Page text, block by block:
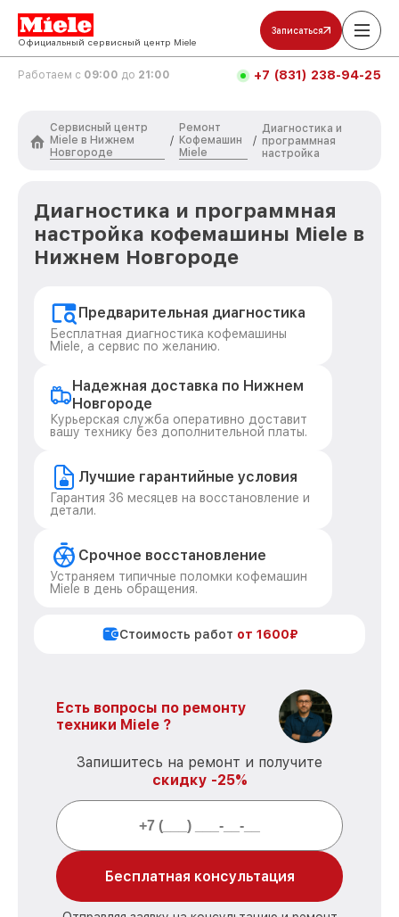
Официальный сервисный центр Miele
Записаться
Работаем с 09:00 до 21:00 +7 (831) 238-94-25
Сервисный центр
Miele в Нижнем
Новгороде
/
Ремонт
Кофемашин
Miele
/
Диагностика и
программная
настройка
Диагностика и программная
настройка кофемашины Miele в
Нижнем Новгороде
Предварительная диагностика
Бесплатная диагностика кофемашины
Miele, а сервис по желанию.
Надежная доставка по Нижнем
Новгороде
Курьерская служба оперативно доставит
вашу технику без дополнительной платы.
Лучшие гарантийные условия
Гарантия 36 месяцев на восстановление и
детали.
Срочное восстановление
Устраняем типичные поломки кофемашин
Miele в день обращения.
Стоимость работ от 1600₽
Есть вопросы по ремонту
техники Miele ?
Запишитесь на ремонт и получите
скидку -25%
Бесплатная консультация